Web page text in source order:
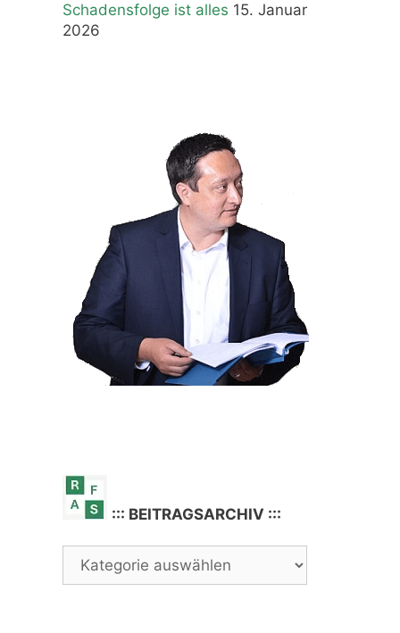
Schadensfolge ist alles 15. Januar
2026
::: BEITRAGSARCHIV :::